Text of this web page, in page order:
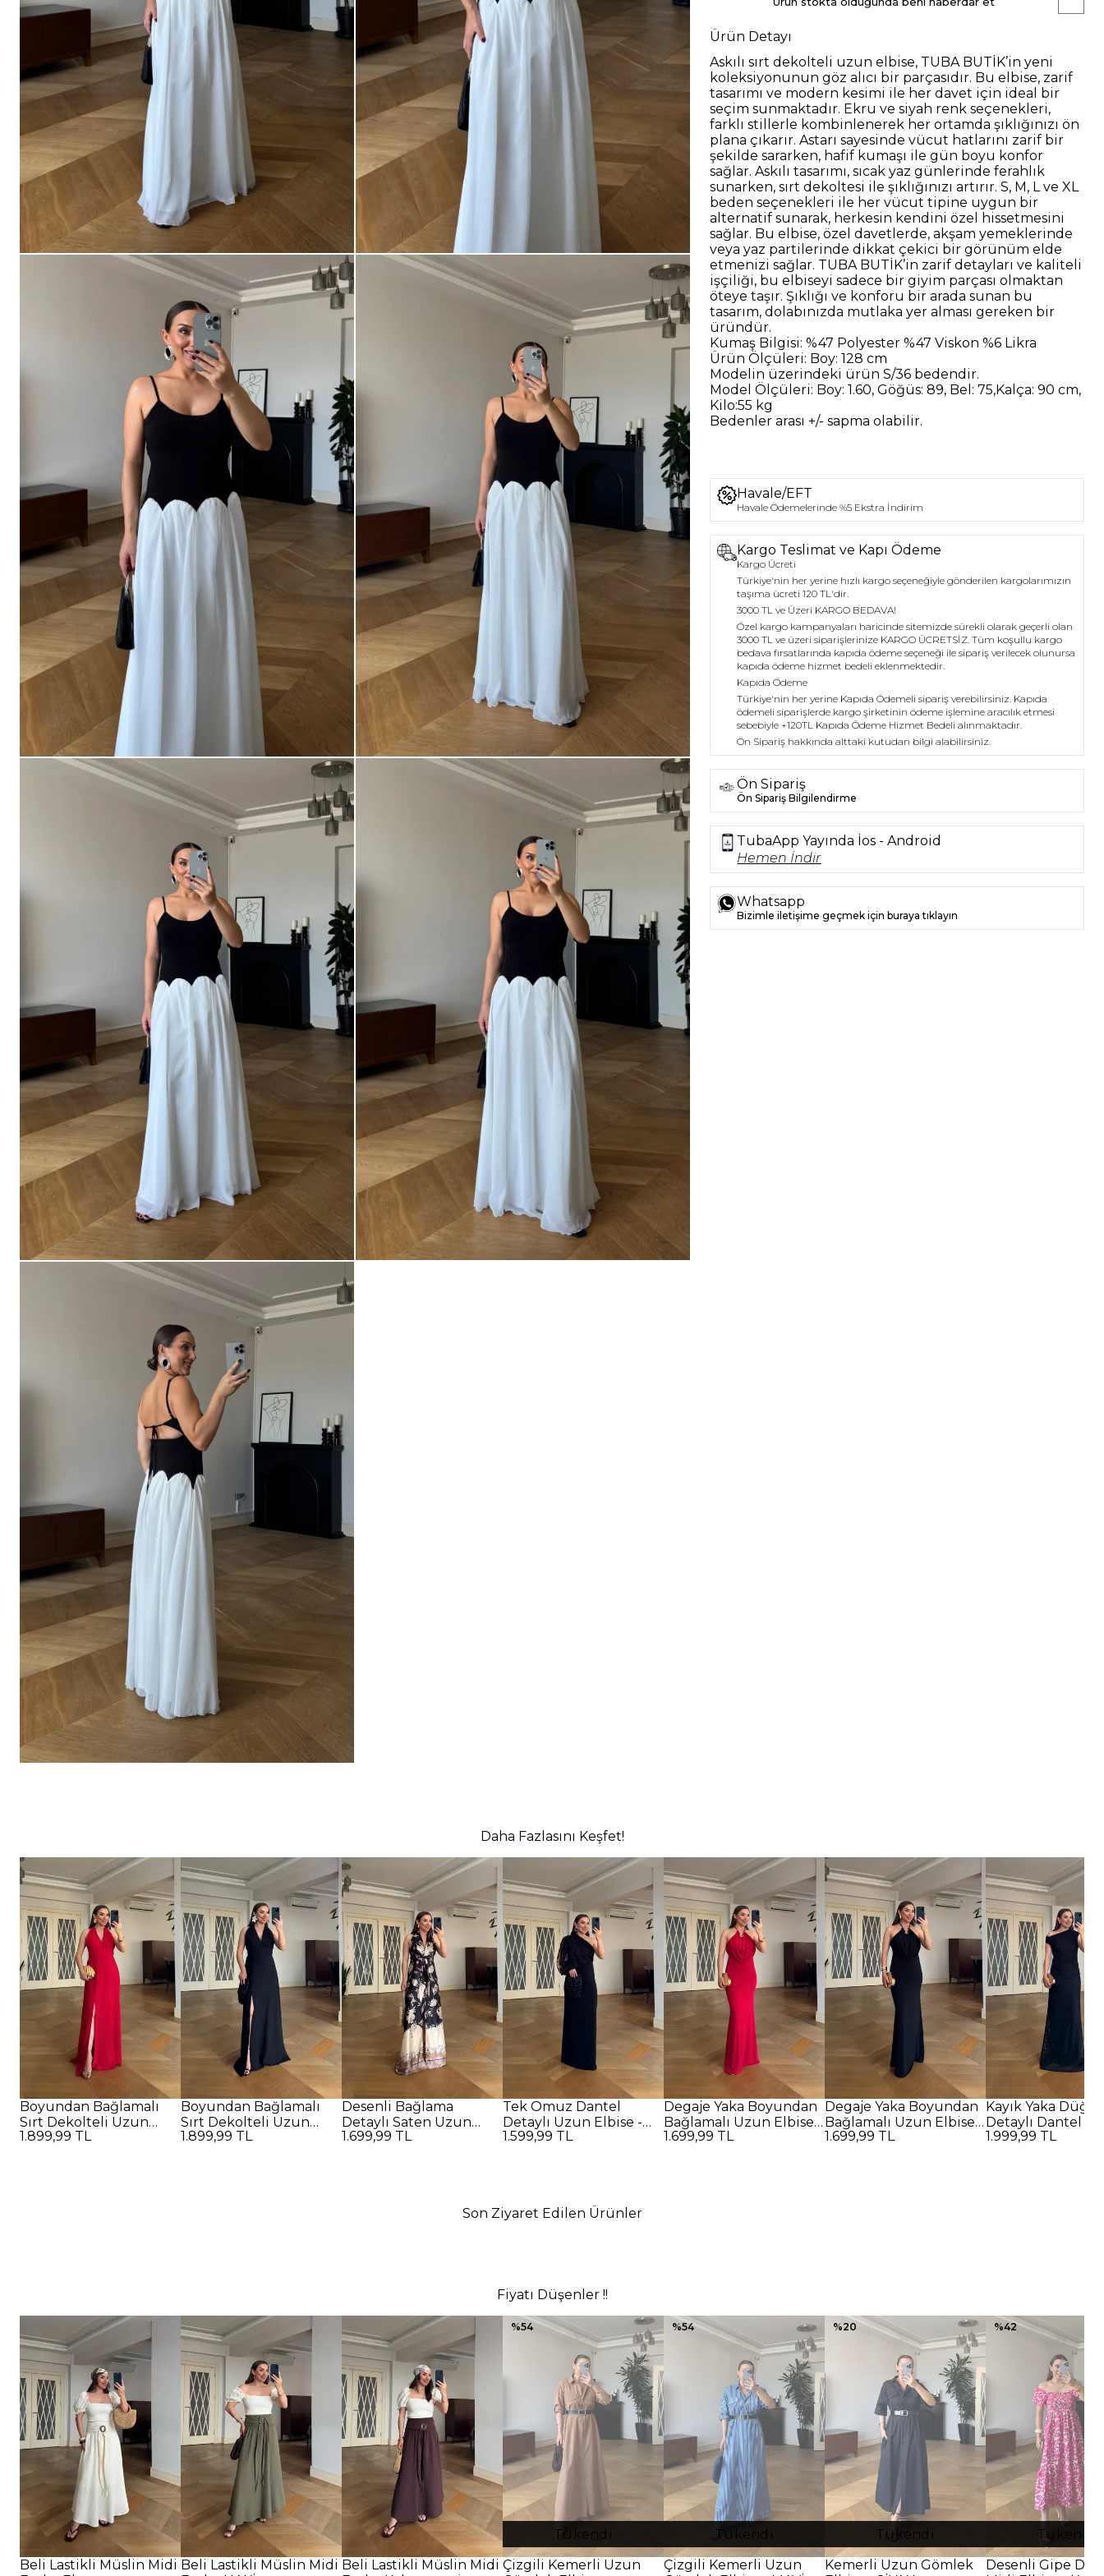
Ürün Detayı
Askılı sırt dekolteli uzun elbise, TUBA BUTİK’in yeni
koleksiyonunun göz alıcı bir parçasıdır. Bu elbise, zarif
tasarımı ve modern kesimi ile her davet için ideal bir
seçim sunmaktadır. Ekru ve siyah renk seçenekleri,
farklı stillerle kombinlenerek her ortamda şıklığınızı ön
plana çıkarır.Astarı sayesinde vücut hatlarını zarif bir
şekilde sararken, hafif kumaşı ile gün boyu konfor
sağlar. Askılı tasarımı, sıcak yaz günlerinde ferahlık
sunarken, sırt dekoltesi ile şıklığınızı artırır. S, M, L ve XL
beden seçenekleri ile her vücut tipine uygun bir
alternatif sunarak, herkesin kendini özel hissetmesini
sağlar. Bu elbise, özel davetlerde, akşam yemeklerinde
veya yaz partilerinde dikkat çekici bir görünüm elde
etmenizi sağlar. TUBA BUTİK’in zarif detayları ve kaliteli
işçiliği, bu elbiseyi sadece bir giyim parçası olmaktan
öteye taşır. Şıklığı ve konforu bir arada sunan bu
tasarım, dolabınızda mutlaka yer alması gereken bir
üründür.
Kumaş Bilgisi: %47 Polyester %47 Viskon %6 Likra
Ürün Ölçüleri: Boy: 128 cm
Modelin üzerindeki ürünS/36 bedendir.
Model Ölçüleri: Boy: 1.60, Göğüs: 89, Bel: 75,Kalça: 90 cm,
Kilo:55 kg
Bedenler arası +/- sapma olabilir.
Havale/EFT
Havale Ödemelerinde %5 Ekstra İndirim
Kargo Teslimat ve Kapı Ödeme
Kargo Ücreti
Türkiye'nin her yerine hızlı kargo seçeneğiyle gönderilen kargolarımızın
taşıma ücreti 120 TL'dir.
3000 TL ve Üzeri KARGO BEDAVA!
Özel kargo kampanyaları haricinde sitemizde sürekli olarak geçerli olan
3000 TL ve üzeri siparişlerinize KARGO ÜCRETSİZ. Tüm koşullu kargo
bedava fırsatlarında kapıda ödeme seçeneği ile sipariş verilecek olunursa
kapıda ödeme hizmet bedeli eklenmektedir.
Kapıda Ödeme
Türkiye'nin her yerine Kapıda Ödemeli sipariş verebilirsiniz. Kapıda
ödemeli siparişlerde kargo şirketinin ödeme işlemine aracılık etmesi
sebebiyle +120TL Kapıda Ödeme Hizmet Bedeli alınmaktadır.
Ön Sipariş hakkında alttaki kutudan bilgi alabilirsiniz.
Ön Sipariş
Ön Sipariş Bilgilendirme
TubaApp Yayında İos - Android
Hemen İndir
Whatsapp
Bizimle iletişime geçmek için buraya tıklayın
Daha Fazlasını Keşfet!
Boyundan Bağlamalı
Sırt Dekolteli Uzun
Elbise - Kırmızı
1.899,99 TL
Boyundan Bağlamalı
Sırt Dekolteli Uzun
Elbise - SİYAH
1.899,99 TL
Desenli Bağlama
Detaylı Saten Uzun
Elbise - SİYAH
1.699,99 TL
Tek Omuz Dantel
Detaylı Uzun Elbise -
SİYAH
1.599,99 TL
Degaje Yaka Boyundan
Bağlamalı Uzun Elbise -
Kırmızı
1.699,99 TL
Degaje Yaka Boyundan
Bağlamalı Uzun Elbise -
SİYAH
1.699,99 TL
Kayık Yaka
Detaylı Dantel
Elbise - SİYAH
1.999,99 TL
Son Ziyaret Edilen Ürünler
Fiyatı Düşenler !!
Beli Lastikli Müslin Midi Beli Lastikli Müslin Midi Beli Lastikli Müslin Midi
Tükendi
%54
Çizgili Kemerli Uzun
Tükendi
%54
Çizgili Kemerli Uzun
Tükendi
%20
Kemerli Uzun Gömlek
Tükendi
%42
Desenli Gipe